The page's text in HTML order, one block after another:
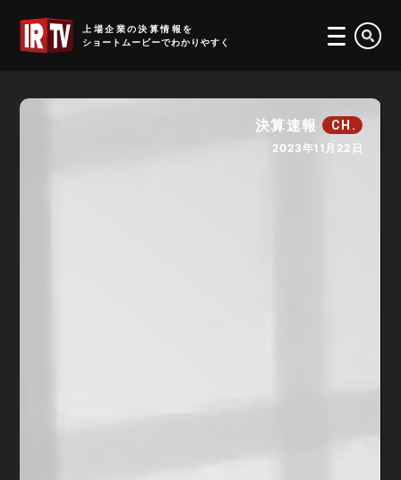
上場企業の決算情報を
ショートムービーでわかりやすく
決算速報 CH.
2023年11月22日